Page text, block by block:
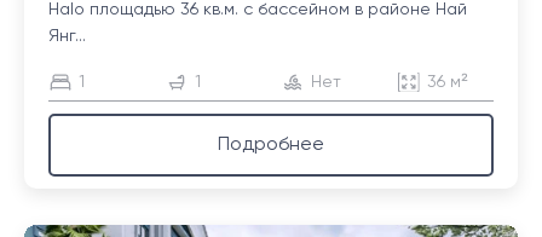
Halo площадью 36 кв.м. с бассейном в районе Най
Янг...
1 1 Нет 36 м²
Подробнее